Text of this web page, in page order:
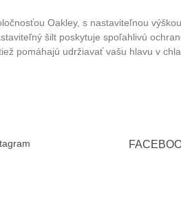
Oakley, s nastaviteľnou
šilt poskytuje spoľahlivú
pomáhajú udržiavať vašu hlavu v